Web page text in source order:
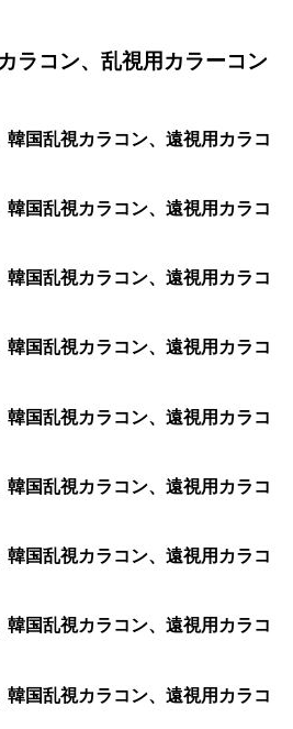
ラコン、乱視用カラーコン
国乱視カラコン、遠視用カラコ
国乱視カラコン、遠視用カラコ
国乱視カラコン、遠視用カラコ
国乱視カラコン、遠視用カラコ
国乱視カラコン、遠視用カラコ
国乱視カラコン、遠視用カラコ
国乱視カラコン、遠視用カラコ
国乱視カラコン、遠視用カラコ
国乱視カラコン、遠視用カラコ